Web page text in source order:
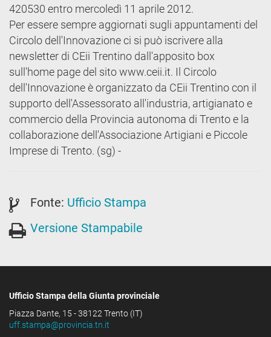
420530 entro mercoledì 11 aprile 2012.
Per essere sempre aggiornati sugli appuntamenti del
Circolo dell'Innovazione ci si può iscrivere alla
newsletter di CEii Trentino dall'apposito box
sull'home page del sito www.ceii.it. Il Circolo
dell'Innovazione è organizzato da CEii Trentino con il
supporto dell'Assessorato all'industria, artigianato e
commercio della Provincia autonoma di Trento e la
collaborazione dell'Associazione Artigiani e Piccole
Imprese di Trento. (sg) -
Fonte: Ufficio Stampa
Versione Stampabile
Ufficio Stampa della Giunta provinciale
Piazza Dante, 15 - 38122 Trento (IT)
uff.stampa@provincia.tn.it